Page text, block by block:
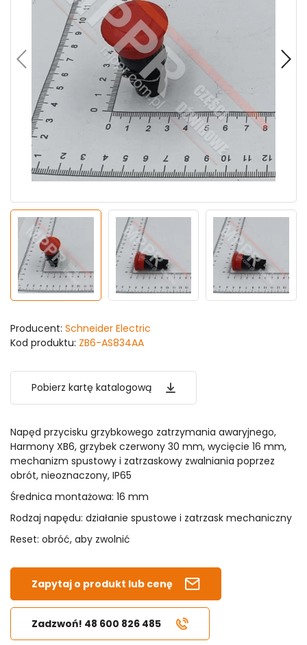
Producent: Schneider Electric
Kod produktu: ZB6-AS834AA
Pobierz kartę katalogową
Napęd przycisku grzybkowego zatrzymania awaryjnego,
Harmony XB6, grzybek czerwony 30 mm, wycięcie 16 mm,
mechanizm spustowy i zatrzaskowy zwalniania poprzez
obrót, nieoznaczony, IP65
Średnica montażowa: 16 mm
Rodzaj napędu: działanie spustowe i zatrzask mechaniczny
Reset: obróć, aby zwolnić
Zapytaj o produkt lub cenę
Zadzwoń! 48 600 826 485